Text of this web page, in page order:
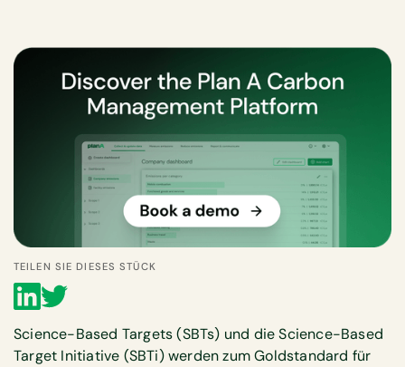
TEILEN SIE DIESES STÜCK
Science-Based Targets (SBTs) und die Science-Based
Target Initiative (SBTi) werden zum Goldstandard für